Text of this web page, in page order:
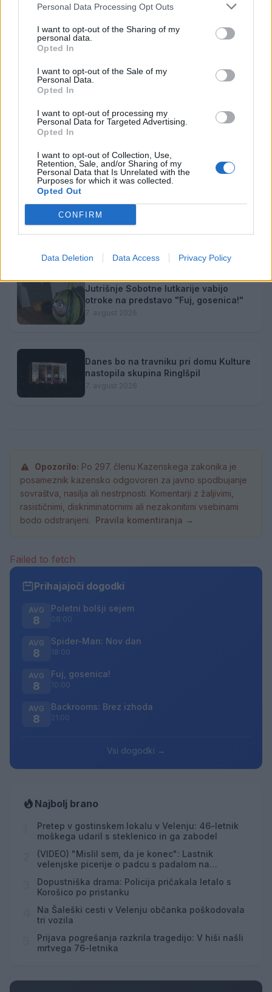
Personal Data Processing Opt Outs
I want to opt-out of the Sharing of my
personal data.
Opted In
I want to opt-out of the Sale of my
Personal Data.
Opted In
I want to opt-out of processing my
Personal Data for Targeted Advertising.
Opted In
I want to opt-out of Collection, Use,
Retention, Sale, and/or Sharing of my
Personal Data that Is Unrelated with the
Purposes for which it was collected.
Opted Out
CONFIRM
Data Deletion Data Access Privacy Policy
KLJUČNE BESEDE elastovka potovalna aplikacija
Sorodno
vabi Poletni bolšji sejem
7. avgust 2026
Dež bo prekinil vročinski val, a le za
kratek čas
Jutrišnje Sobotne lutkarije vabijo
otroke na predstavo "Fuj, gosenica!"
7. avgust 2026
Danes bo na travniku pri domu Kulture
nastopila skupina Ringlšpil
7. avgust 2026
Opozorilo: Po 297. členu Kazenskega zakonika je
posameznik kazensko odgovoren za javno spodbujanje
sovraštva, nasilja ali nestrpnosti. Komentarji z žaljivimi,
rasističnimi, diskriminatornimi ali nezakonitimi vsebinami
bodo odstranjeni.
Pravila komentiranja →
Failed to fetch
Prihajajoči dogodki
AVG
8
Poletni bolšji sejem
08:00
AVG
8
Spider-Man: Nov dan
18:00
AVG
8
Fuj, gosenica!
10:00
AVG
8
Backrooms: Brez izhoda
21:00
Vsi dogodki →
Najbolj brano
Pretep v gostinskem lokalu v Velenju: 46-letnik
moškega udaril s steklenico in ga zabodel
(VIDEO) "Mislil sem, da je konec": Lastnik
velenjske picerije o padcu s padalom na
Dopustniška drama: Policija pričakala letalo s
Korošico po pristanku
Na Šaleški cesti v Velenju občanka poškodovala
tri vozila
Prijava pogrešanja razkrila tragedijo: V hiši našli
mrtvega 76-letnika